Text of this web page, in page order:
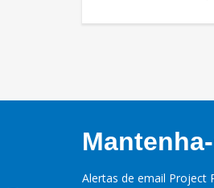
Alertas de email Project